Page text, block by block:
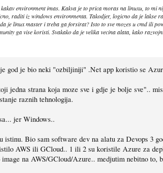
environment imas. Kakva je to prica moras na linuxu, to
raditi iz windows environmenta. Takodjer, logicno da je
je linux master i treba ga forsirat? Isto to sve mozes u cmd ili
ga vise koristi. Svakako da je velika vecina alata, kako
god je bio neki "ozbiljiniji" .Net app koristio se
jedna strana koja moze sve i gdje je bolje sve"..
raznih tehnologija.
jer Windows..
istinu. Bio sam software dev na alatu za Devops 3
AWS ili GCloud.. 1 ili 2 su koristile Azure za
na AWS/GCloud/Azure.. medjutim nebitno to,